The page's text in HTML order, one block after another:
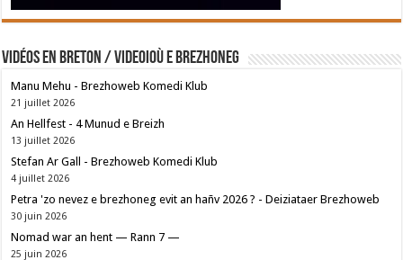
Vidéos en breton / Videoioù e brezhoneg
Manu Mehu - Brezhoweb Komedi Klub
21 juillet 2026
An Hellfest - 4 Munud e Breizh
13 juillet 2026
Stefan Ar Gall - Brezhoweb Komedi Klub
4 juillet 2026
Petra 'zo nevez e brezhoneg evit an hañv 2026 ? - Deiziataer Brezhoweb
30 juin 2026
Nomad war an hent — Rann 7 —
25 juin 2026